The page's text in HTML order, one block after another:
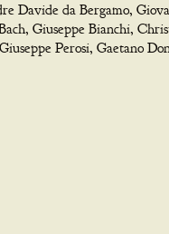
Davide da Bergamo,
Giuseppe Bianchi,
Perosi, Gaetano